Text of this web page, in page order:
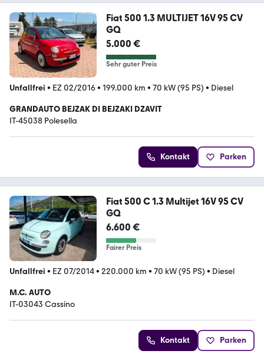
Fiat 500 1.3 MULTIJET 16V 95 CV
GQ
5.000 €
Sehr guter Preis
Unfallfrei • EZ 02/2016• 199.000 km • 70 kW (95 PS) • Diesel
GRANDAUTO BEJZAK DI BEJZAKI DZAVIT
IT-45038 Polesella
Kontakt Parken
Fiat 500 C 1.3 Multijet 16V 95 CV
GQ
6.600 €
Fairer Preis
Unfallfrei • EZ 07/2014• 220.000 km • 70 kW (95 PS) • Diesel
M.C. AUTO
IT-03043 Cassino
Kontakt Parken